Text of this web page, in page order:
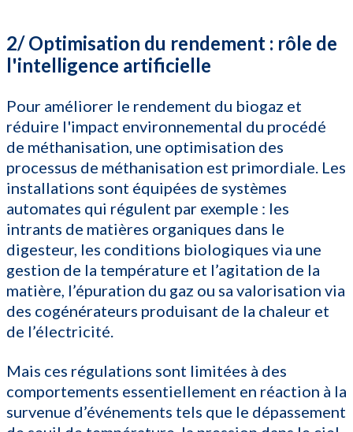
2/ Optimisation du rendement : rôle de
l'intelligence artificielle
Pour améliorer le rendement du biogaz et
réduire l'impact environnemental du procédé
de méthanisation, une optimisation des
processus de méthanisation est primordiale. Les
installations sont équipées de systèmes
automates qui régulent par exemple : les
intrants de matières organiques dans le
digesteur, les conditions biologiques via une
gestion de la température et l’agitation de la
matière, l’épuration du gaz ou sa valorisation via
des cogénérateurs produisant de la chaleur et
de l’électricité.
Mais ces régulations sont limitées à des
comportements essentiellement en réaction à la
survenue d’événements tels que le dépassement